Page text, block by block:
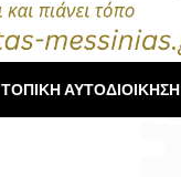
ΤΟΠΙΚΗ ΑΥΤΟΔΙΟΙΚΗΣΗ